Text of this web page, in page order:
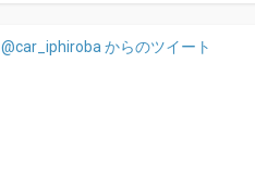
@car_iphiroba からのツイート